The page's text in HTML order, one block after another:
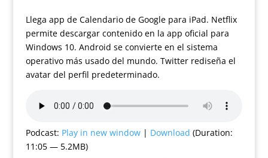
Llega app de Calendario de Google para iPad. Netflix
permite descargar contenido en la app oficial para
Windows 10. Android se convierte en el sistema
operativo más usado del mundo. Twitter rediseña el
avatar del perfil predeterminado.
Podcast: Play in new window| Download (Duration:
11:05 — 5.2MB)